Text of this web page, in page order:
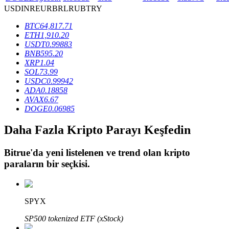
BTR Kilitleme
BTR sahiplerine özel yatırımlar
Krediler
Kripto destekli borçlanma hizmeti
USDINREURBRLRUBTRY
BTC64,817.71
ETH1,910.20
USDT0.99883
BNB595.20
XRP1.04
SOL73.99
USDC0.99942
ADA0.18858
AVAX6.67
DOGE0.06985
Daha Fazla Kripto Parayı Keşfedin
Bitrue'da yeni listelenen ve trend olan kripto
paraların bir seçkisi.
SPYX
SP500 tokenized ETF (xStock)